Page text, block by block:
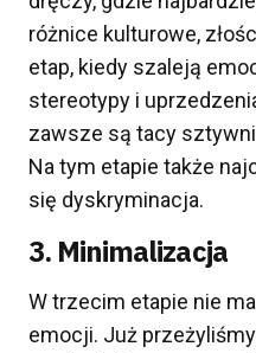
różnice kulturowe,
etap, kiedy szaleją
stereotypy i
zawsze są tacy
Na tym etapie także
się dyskryminacja.
3. Minimalizacja
W trzecim etapie nie
emocji. Już